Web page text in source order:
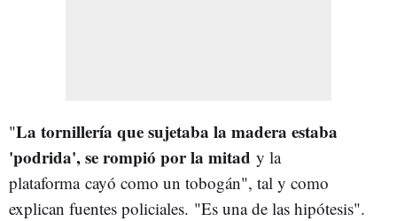
"La tornillería que sujetaba la madera estaba
'podrida', se rompió por la mitad y la
plataforma cayó como un tobogán", tal y como
explican fuentes policiales. "Es una de las hipótesis".